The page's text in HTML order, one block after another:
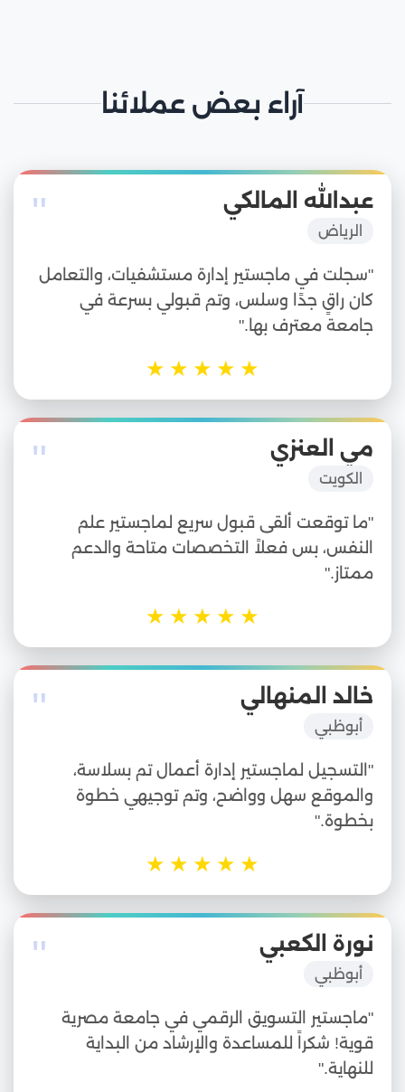
آراء بعض عملائنا
" عبدالله المالكي
الرياض
"سجلت في ماجستير إدارة مستشفيات، والتعامل
كان راقٍ جدًا وسلس، وتم قبولي بسرعة في
جامعة معترف بها."
★
★
★
★
★
" مي العنزي
الكويت
"ما توقعت ألقى قبول سريع لماجستير علم
النفس، بس فعلاً التخصصات متاحة والدعم
ممتاز."
★
★
★
★
★
" خالد المنهالي
أبوظبي
"التسجيل لماجستير إدارة أعمال تم بسلاسة،
والموقع سهل وواضح، وتم توجيهي خطوة
بخطوة."
★
★
★
★
★
" نورة الكعبي
أبوظبي
"ماجستير التسويق الرقمي في جامعة مصرية
قوية! شكراً للمساعدة والإرشاد من البداية
للنهاية."